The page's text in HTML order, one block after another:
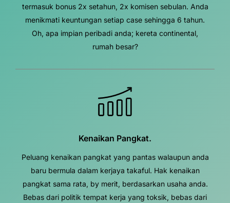
termasuk bonus 2x setahun, 2x komisen sebulan. Anda
menikmati keuntungan setiap case sehingga 6 tahun.
Oh, apa impian peribadi anda; kereta continental,
rumah besar?
Kenaikan Pangkat.
Peluang kenaikan pangkat yang pantas walaupun anda
baru bermula dalam kerjaya takaful. Hak kenaikan
pangkat sama rata, by merit, berdasarkan usaha anda.
Bebas dari politik tempat kerja yang toksik, bebas dari